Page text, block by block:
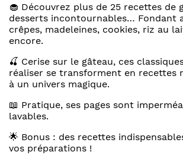
🧁 Découvrez plus de 25 recettes de
desserts incontournables… Fondant
crêpes, madeleines, cookies, riz au
encore.
🍒 Cerise sur le gâteau, ces
réaliser se transforment en recettes
à un univers magique.
📖 Pratique, ses pages sont
lavables.
🌟 Bonus : des recettes
vos préparations !